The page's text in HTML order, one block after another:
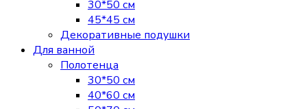
30*50 см
45*45 см
Декоративные подушки
Для ванной
Полотенца
30*50 см
40*60 см